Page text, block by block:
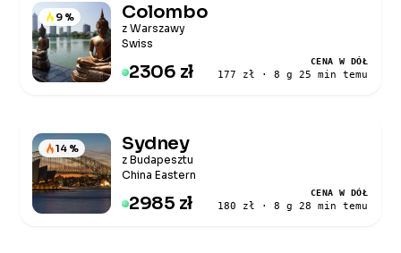
9 % Colombo
z Warszawy
Swiss
2306 zł CENA W DÓŁ
177 zł · 8 g 25 min temu
14 % Sydney
z Budapesztu
China Eastern
2985 zł CENA W DÓŁ
180 zł · 8 g 28 min temu